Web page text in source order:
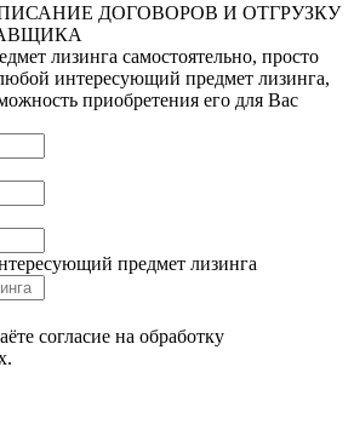
ДОГОВОРОВ И ОТГРУЗКУ
лизинга самостоятельно, просто
интересующий предмет лизинга,
приобретения его для Вас
предмет лизинга
согласие на обработку